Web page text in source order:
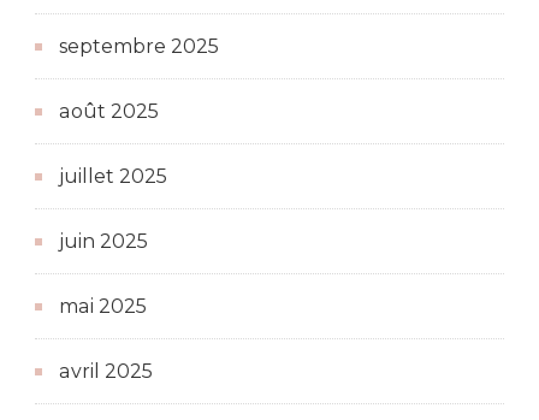
septembre 2025
août 2025
juillet 2025
juin 2025
mai 2025
avril 2025